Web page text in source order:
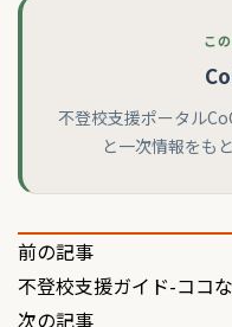
こ
不登校支援ポータル
と一次情報をも
投
稿
前の記事
不登校支援ガイド-ココ
次の記事